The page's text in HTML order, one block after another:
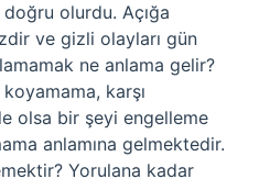
olurdu. Açığa
ve gizli olayları gün
ne anlama gelir?
karşı
olsa bir şeyi engelleme
anlamına gelmektedir.
Yorulana kadar